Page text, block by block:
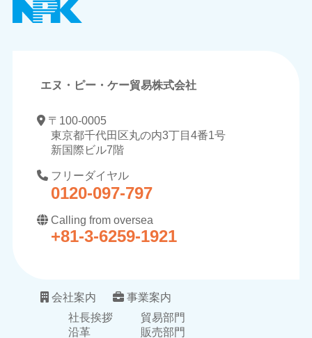
エヌ・ピー・ケー貿易株式会社
〒100-0005
東京都千代田区丸の内3丁目4番1号
新国際ビル7階
フリーダイヤル
0120-097-797
Calling from oversea
+81-3-6259-1921
会社案内
社長挨拶
沿革
事業案内
貿易部門
販売部門